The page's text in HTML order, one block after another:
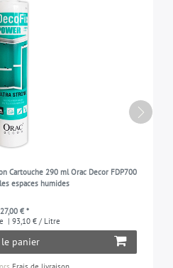
Cartouche 290 ml Orac Decor FDP700
espaces humides
27,00 € *
| 93,10 € / Litre
le panier